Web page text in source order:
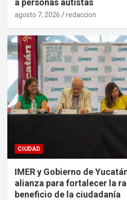
a personas autistas
agosto 7, 2026 redaccion
CIUDAD
IMER y Gobierno de
alianza para fortalecer la
beneficio de la ciudadanía